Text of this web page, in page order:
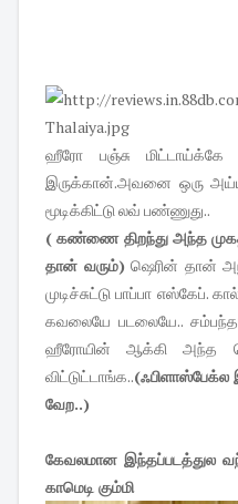
ஹீரோ பஞ்சு மிட்டாய்க்கே
இருக்கான்.அவனை ஒரு
மூடிக்கிட்டு லவ் பண்ணுது..
( கண்ணை திறந்து அந்த
தான் வரும்) ஷெரின் தான்
முடிச்சுட்டு பாப்பா எஸ்கேப்.
கவலையே படலையே..
ஹீரோயின் ஆக்கி அந்த
விட்டுட்டாங்க..(ஃபிளாஸ்பேக்ல
வேற..)
கேவலமான இந்தப்படத்துல
காமெடி கும்மி